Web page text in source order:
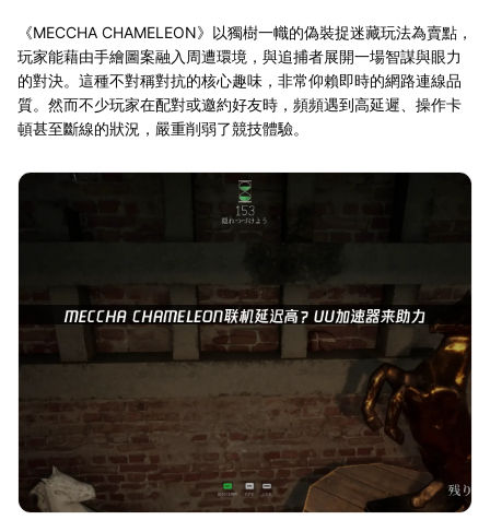
《MECCHA CHAMELEON》以獨樹一幟的偽裝捉迷藏玩法為賣點，
玩家能藉由手繪圖案融入周遭環境，與追捕者展開一場智謀與眼力
的對決。這種不對稱對抗的核心趣味，非常仰賴即時的網路連線品
質。然而不少玩家在配對或邀約好友時，頻頻遇到高延遲、操作卡
頓甚至斷線的狀況，嚴重削弱了競技體驗。